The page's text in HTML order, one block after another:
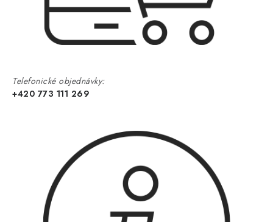
Telefonické objednávky:
+420 773 111 269